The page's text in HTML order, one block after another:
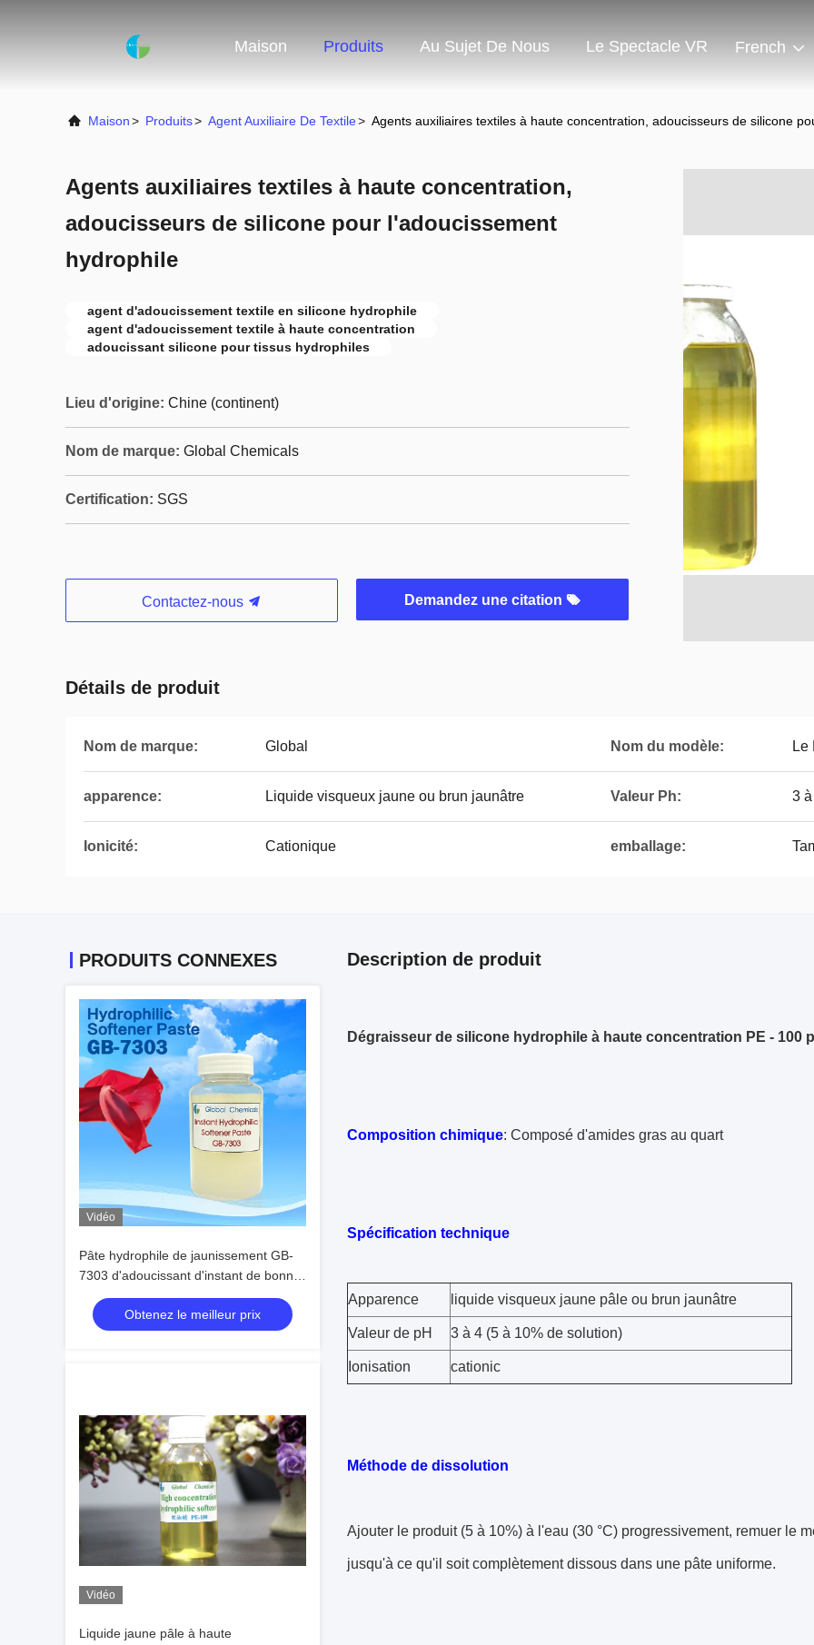
Maison Produits Au Sujet De Nous Le Spectacle VR French
Maison> Produits> Agent Auxiliaire De Textile> Agents auxiliaires textiles à haute concentration, adoucisseurs de silicone
Agents auxiliaires textiles à haute concentration,
adoucisseurs de silicone pour l'adoucissement
hydrophile
agent d'adoucissement textile en silicone hydrophile
agent d'adoucissement textile à haute concentration
adoucissant silicone pour tissus hydrophiles
Lieu d'origine: Chine (continent)
Nom de marque: Global Chemicals
Certification: SGS
Contactez-nous Demandez une citation
Détails de produit
Nom de marque: Global Nom du modèle: Le
apparence: Liquide visqueux jaune ou brun jaunâtre Valeur Ph: 3
Ionicité: Cationique emballage:
PRODUITS CONNEXES
Vidéo
Pâte hydrophile de jaunissement GB-
7303 d'adoucissant d'instant de bonne
compatibilité libre d'AEEA basse
Obtenez le meilleur prix
Vidéo
Liquide jaune pâle à haute
Description de produit
Dégraisseur de silicone hydrophile à haute concentration PE -
Composition chimique: Composé d'amides gras au quart
Spécification technique
Apparence liquide visqueux jaune pâle ou brun jaunâtre
Valeur de pH 3 à 4 (5 à 10% de solution)
Ionisation cationic
Méthode de dissolution
Ajouter le produit (5 à 10%) à l'eau (30 °C) progressivement, remuer le
jusqu'à ce qu'il soit complètement dissous dans une pâte uniforme.